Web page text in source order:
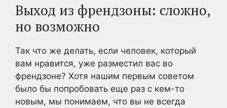
Выход из френдзоны: сложно,
но возможно
Так что же делать, если человек, который
вам нравится, уже разместил вас во
френдзоне? Хотя нашим первым советом
было бы попробовать еще раз с кем-то
новым, мы понимаем, что вы не всегда